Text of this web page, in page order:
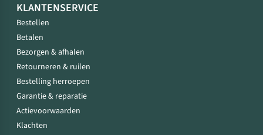
KLANTENSERVICE
Bestellen
Betalen
Bezorgen & afhalen
Retourneren & ruilen
Bestelling herroepen
Garantie & reparatie
Actievoorwaarden
Klachten